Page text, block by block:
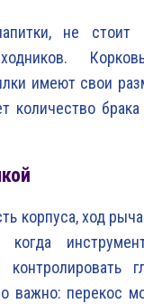
не стоит
имеют свои
количество
корпуса, ход
когда
важно: перекос